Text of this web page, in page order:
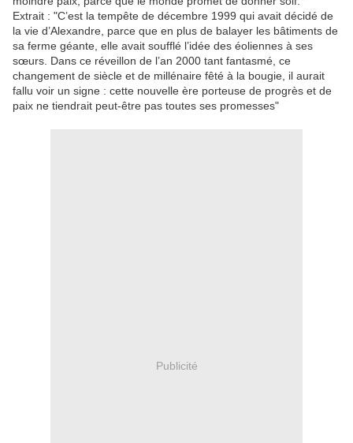
Extrait : "C’est la tempête de décembre 1999 qui avait décidé de
la vie d’Alexandre, parce que en plus de balayer les bâtiments de
sa ferme géante, elle avait soufflé l’idée des éoliennes à ses
sœurs. Dans ce réveillon de l’an 2000 tant fantasmé, ce
changement de siècle et de millénaire fêté à la bougie, il aurait
fallu voir un signe : cette nouvelle ère porteuse de progrès et de
paix ne tiendrait peut-être pas toutes ses promesses"
Publicité